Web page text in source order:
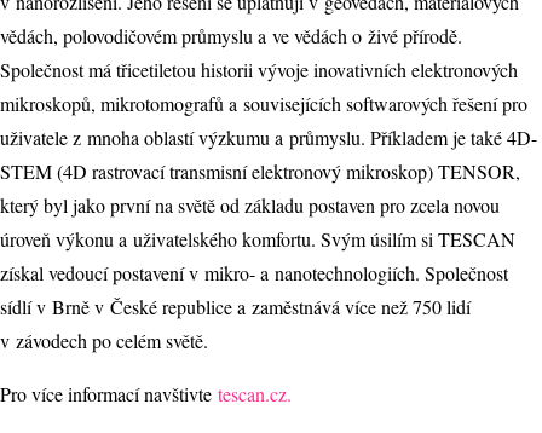
vědách, polovodičovém průmyslu a ve vědách o živé přírodě.
Společnost má třicetiletou historii vývoje inovativních elektronových
mikroskopů, mikrotomografů a souvisejících softwarových řešení pro
uživatele z mnoha oblastí výzkumu a průmyslu. Příkladem je také 4D-
STEM (4D rastrovací transmisní elektronový mikroskop) TENSOR,
který byl jako první na světě od základu postaven pro zcela novou
úroveň výkonu a uživatelského komfortu. Svým úsilím si TESCAN
získal vedoucí postavení v mikro- a nanotechnologiích. Společnost
sídlí v Brně v České republice a zaměstnává více než 750 lidí
v závodech po celém světě.
Pro více informací navštivte tescan.cz.